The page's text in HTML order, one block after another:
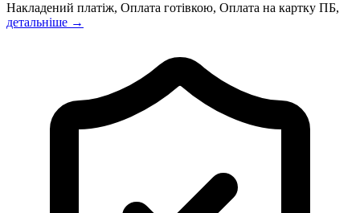
Накладений платіж, Оплата готівкою, Оплата на картку ПБ,
детальніше →